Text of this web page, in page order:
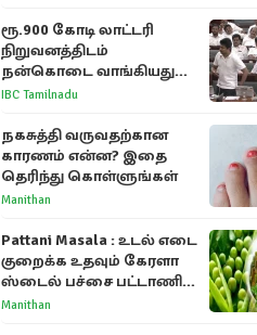
ரூ.900 கோடி லாட்டரி
நிறுவனத்திடம்
நன்கொடை வாங்கியது
ஏன்? உதயநிதி - ஆதவ்
IBC Tamilnadu
நகசுத்தி வருவதற்கான
காரணம் என்ன? இதை
தெரிந்து கொள்ளுங்கள்
Manithan
Pattani Masala : உடல் எடை
குறைக்க உதவும் கேரளா
ஸ்டைல் பச்சை பட்டாணி
கிரேவி
Manithan